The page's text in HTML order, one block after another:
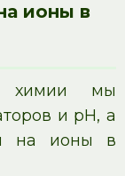
ионы в
мы
и pH, а
на ионы в